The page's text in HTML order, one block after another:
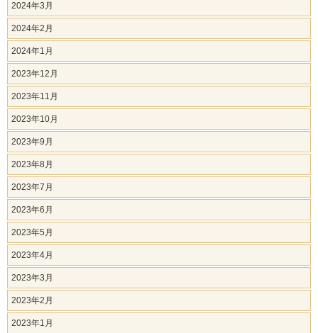
2024年3月
2024年2月
2024年1月
2023年12月
2023年11月
2023年10月
2023年9月
2023年8月
2023年7月
2023年6月
2023年5月
2023年4月
2023年3月
2023年2月
2023年1月